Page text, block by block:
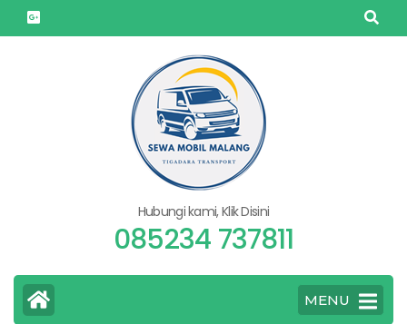
Lompat
ke
Hubungi kami, Klik Disini
085234 737811
MENU